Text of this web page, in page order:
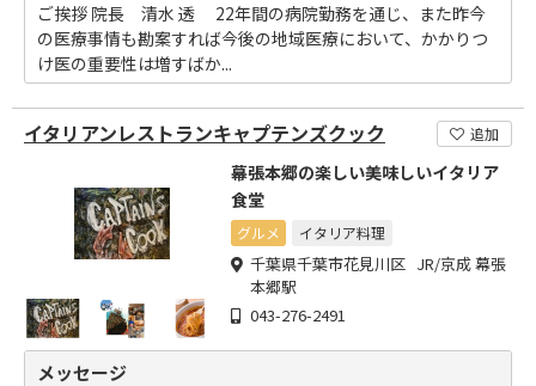
ご挨拶 院長 清水 透 22年間の病院勤務を通じ、また昨今
の医療事情も勘案すれば今後の地域医療において、かかりつ
け医の重要性は増すばか...
イタリアンレストランキャプテンズクック 追加
幕張本郷の楽しい美味しいイタリア
食堂
グルメ イタリア料理
千葉県千葉市花見川区 JR/京成 幕張
本郷駅
043-276-2491
メッセージ